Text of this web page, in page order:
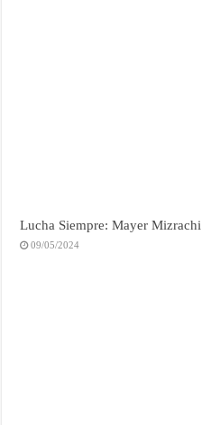
Lucha Siempre: Mayer Mizrachi
09/05/2024